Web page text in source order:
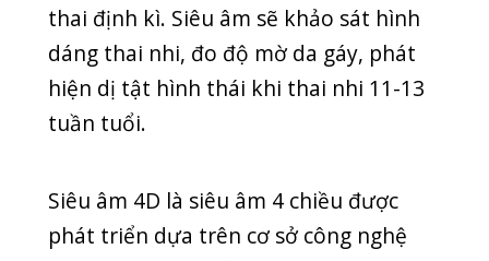
nhích, cau mày, đạp chân,… ngay thời
điểm hiện tại.